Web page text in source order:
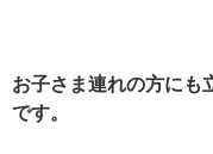
お子さま連れの方にも
です。